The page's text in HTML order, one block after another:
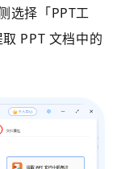
选择 「PPT工
取 PPT 文档中的